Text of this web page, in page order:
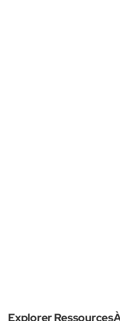
ExplorerRessources